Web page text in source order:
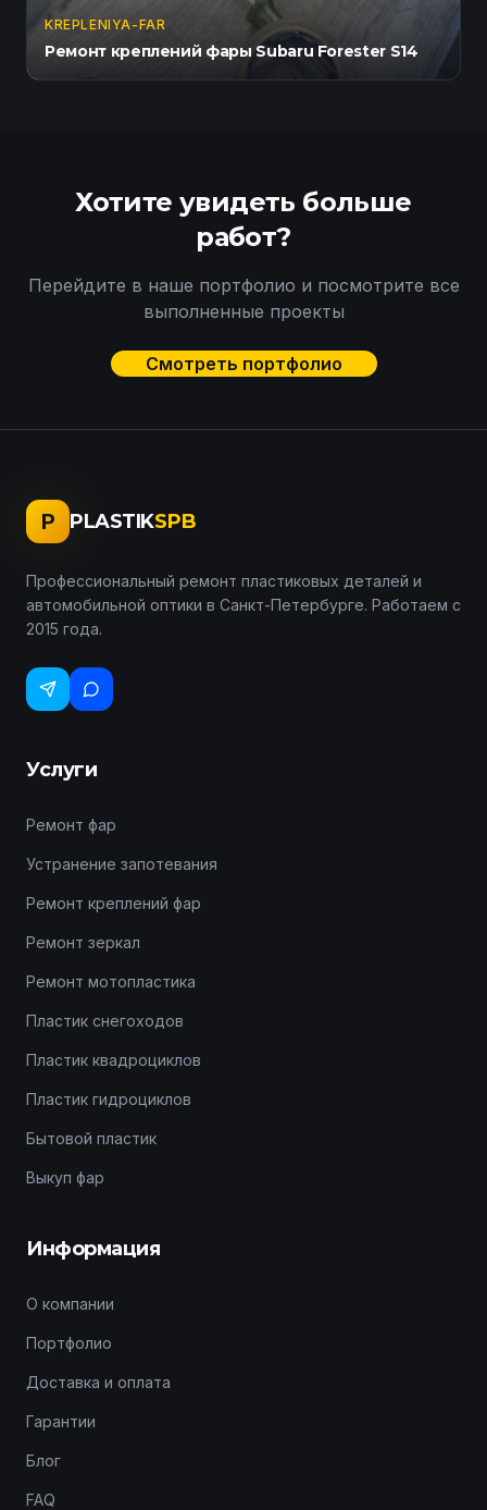
KREPLENIYA-FAR
Ремонт креплений фары Subaru Forester S14
Хотите увидеть больше
работ?
Перейдите в наше портфолио и посмотрите все
выполненные проекты
Смотреть портфолио
P PLASTIKSPB
Профессиональный ремонт пластиковых деталей и
автомобильной оптики в Санкт-Петербурге. Работаем с
2015 года.
Услуги
Ремонт фар
Устранение запотевания
Ремонт креплений фар
Ремонт зеркал
Ремонт мотопластика
Пластик снегоходов
Пластик квадроциклов
Пластик гидроциклов
Бытовой пластик
Выкуп фар
Информация
О компании
Портфолио
Доставка и оплата
Гарантии
Блог
FAQ